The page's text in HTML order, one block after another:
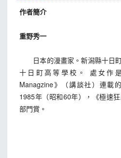
作者簡介
重野秀一
日本的漫畫家。新潟縣十日
十日町高等學校。 處女作
Managzine》（講談社）連載
1985年（昭和60年），《極速
部門賞。